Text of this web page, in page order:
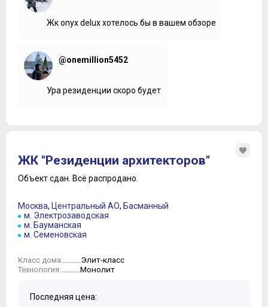
Жк onyx delux хотелось бы в вашем обзоре
@onemillion5452
Ура резиденции скоро будет
ЖК "Резиденции архитекторов"
Объект сдан. Всё распродано.
Москва, Центральный АО, Басманный
м. Электрозаводская
м. Бауманская
м. Семеновская
Класс дома: Элит-класс
Технология: Монолит
Последняя цена: